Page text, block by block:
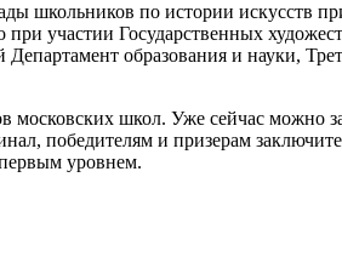
школьников по истории искусств
при участии Государственных
Департамент образования и науки,
школ. Уже сейчас можно
победителям и призерам
уровнем.